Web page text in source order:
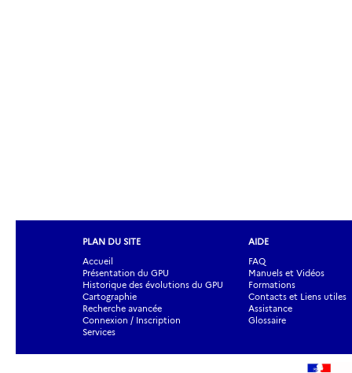
PLAN DU SITE
Accueil
Présentation du GPU
Historique des évolutions du GPU
Cartographie
Recherche avancée
Connexion / Inscription
Services
AIDE
FAQ
Manuels et Vidéos
Formations
Contacts et Liens utiles
Assistance
Glossaire